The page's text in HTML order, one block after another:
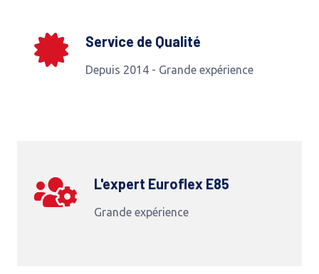
Service de Qualité
Depuis 2014 - Grande expérience
L'expert Euroflex E85
Grande expérience